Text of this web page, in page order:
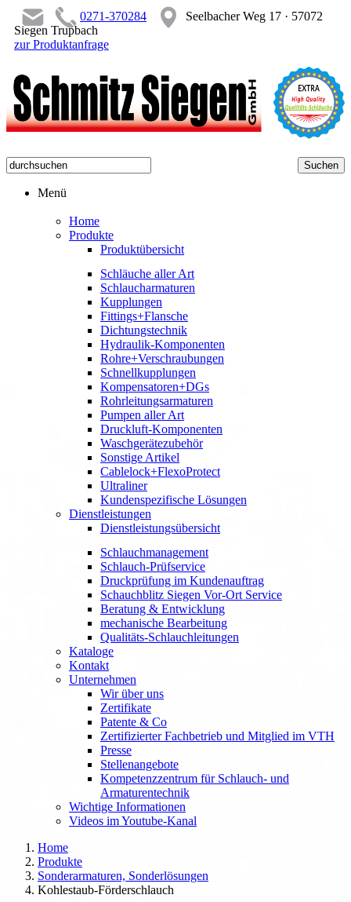
0271-370284
Seelbacher Weg 17 · 57072
Siegen Trupbach
zur Produktanfrage
Menü
Home
Produkte
Produktübersicht
Schläuche aller Art
Schlaucharmaturen
Kupplungen
Fittings+Flansche
Dichtungstechnik
Hydraulik-Komponenten
Rohre+Verschraubungen
Schnellkupplungen
Kompensatoren+DGs
Rohrleitungsarmaturen
Pumpen aller Art
Druckluft-Komponenten
Waschgerätezubehör
Sonstige Artikel
Cablelock+FlexoProtect
Ultraliner
Kundenspezifische Lösungen
Dienstleistungen
Dienstleistungsübersicht
Schlauchmanagement
Schlauch-Prüfservice
Druckprüfung im Kundenauftrag
Schauchblitz Siegen Vor-Ort Service
Beratung & Entwicklung
mechanische Bearbeitung
Qualitäts-Schlauchleitungen
Kataloge
Kontakt
Unternehmen
Wir über uns
Zertifikate
Patente & Co
Zertifizierter Fachbetrieb und Mitglied im VTH
Presse
Stellenangebote
Kompetenzzentrum für Schlauch- und
Armaturentechnik
Wichtige Informationen
Videos im Youtube-Kanal
Home
Produkte
Sonderarmaturen, Sonderlösungen
Kohlestaub-Förderschlauch